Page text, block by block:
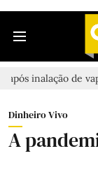
de vapores
Dinheiro Vivo
A